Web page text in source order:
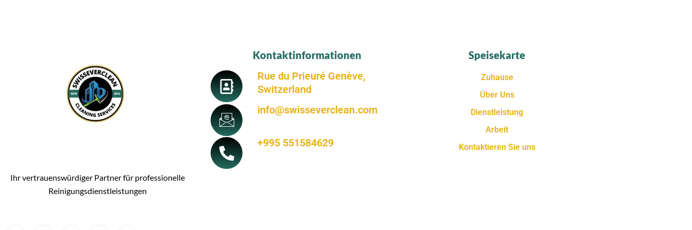
Ihr vertrauenswürdiger Partner für professionelle
Reinigungsdienstleistungen
Kontaktinformationen
Rue du Prieuré Genève,
Switzerland
info@swisseverclean.com
+995 551584629
Speisekarte
Zuhause
Über Uns
Dienstleistung
Arbeit
Kontaktieren Sie uns